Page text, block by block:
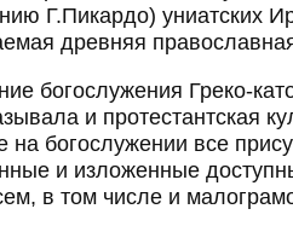
Г.Пикардо) униатских
древняя
богослужения Греко-
и протестантская
на богослужении все
и изложенные
в том числе и